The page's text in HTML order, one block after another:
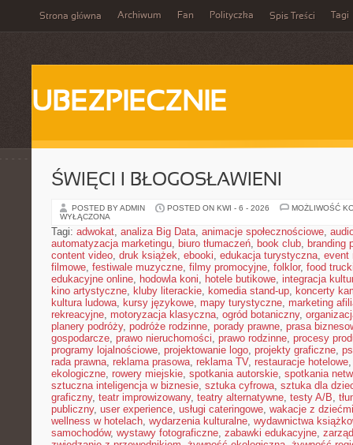
Strona główna Archiwum Fan Polityczka Spis Treści Tagi
UBEZPIECZNIE
ŚWIĘCI I BŁOGOSŁAWIENI
POSTED BY ADMIN POSTED ON KWI - 6 - 2026
MOŻLIWOŚĆ
WYŁĄCZONA
Tagi: adwokat, analiza Big Data, animacje społecznościowe,
automatyzacja marketingu, biuro tłumaczeń, book club, branding
content video, druk książek, ebooki, edukacja turystyczna, event
filmowe, festiwale muzyczne, filmy promocyjne, folklor, food
edukacyjne online, hodowla koni, hotele butikowe, integracja
kino artystyczne, kluby literackie, komedia stand-up, koncerty
kultura ludowa, kursy językowe, mapy turystyczne, marketing
rekreacyjne, motoryzacja klasyczna, ogród botaniczny,
planery podróży, podróże rodzinne, porady prawne, prasa
gospodarcze, prawo nieruchomości, prawo rodzinne, procesy
programy lojalnościowe, projektowanie logo, projekty graficzne,
rada prawna, reklama prasowa, reklama TV, restauracje hotelowe
ekologiczne, rowery miejskie, spotkania autorskie, spotkania
sztuczna inteligencja w biznesie, sztuka cyfrowa, sztuka dla
graficzny, teatr improwizowany, teatry alternatywne, testy A/B,
publiczny, user experience, usługi cateringowe, wakacje z dziećmi
wellness w hotelach, wydarzenia kulturalne, wydawnictwa
samochodów, wystawy fotograficzne, zabawki edukacyjne,